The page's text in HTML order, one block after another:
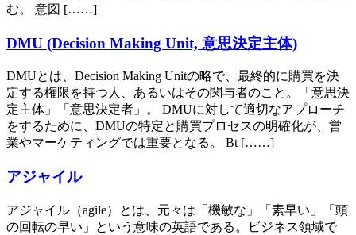
む。 意図 [……]
DMU (Decision Making Unit, 意思決定主体)
DMUとは、Decision Making Unitの略で、最終的に購買を決
定する権限を持つ人、あるいはその関与者のこと。「意思決
定主体」「意思決定者」。 DMUに対して適切なアプローチ
をするために、DMUの特定と購買プロセスの明確化が、営
業やマーケティングでは重要となる。 Bt [……]
アジャイル
アジャイル（agile）とは、元々は「機敏な」「素早い」「頭
の回転の早い」という意味の英語である。ビジネス領域で